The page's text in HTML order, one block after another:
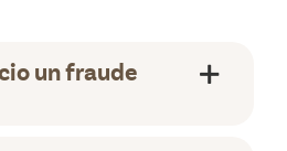
un fraude